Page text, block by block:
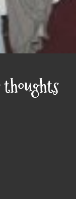
thoughts